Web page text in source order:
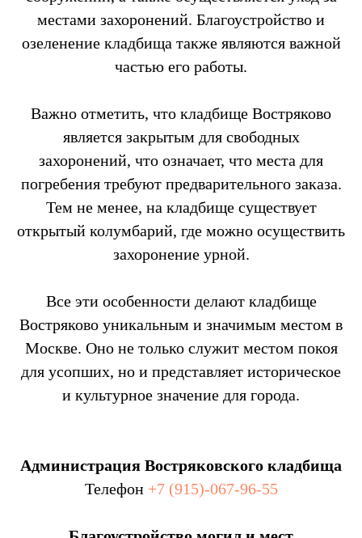
местами захоронений. Благоустройство и
озеленение кладбища также являются важной
частью его работы.
Важно отметить, что кладбище Востряково
является закрытым для свободных
захоронений, что означает, что места для
погребения требуют предварительного заказа.
Тем не менее, на кладбище существует
открытый колумбарий, где можно осуществить
захоронение урной.
Все эти особенности делают кладбище
Востряково уникальным и значимым местом в
Москве. Оно не только служит местом покоя
для усопших, но и представляет историческое
и культурное значение для города.
Администрация Востряковского кладбища
Телефон +7 (915)-067-96-55